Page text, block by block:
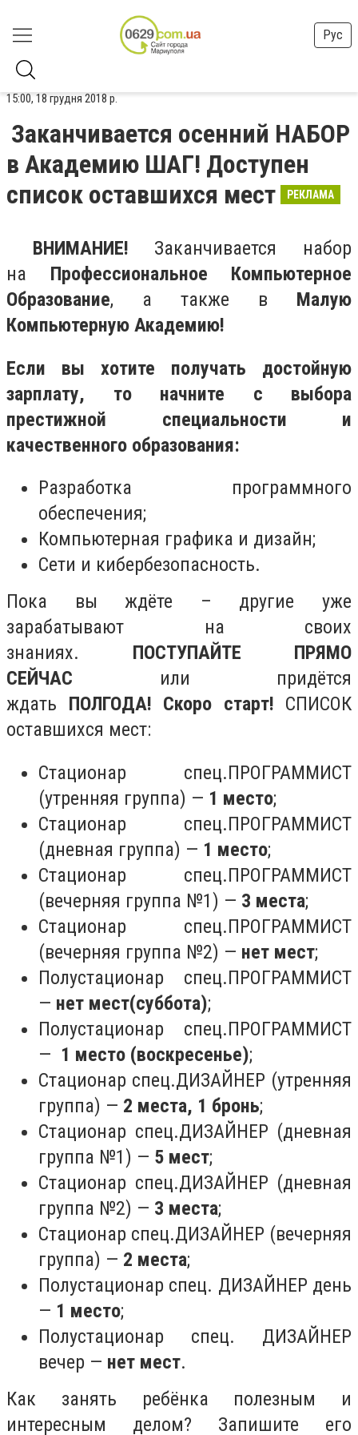
Рус
15:00, 18 грудня 2018 р.
Заканчивается осенний НАБОР
в Академию ШАГ! Доступен
список оставшихся мест
РЕКЛАМА
ВНИМАНИЕ! Заканчивается набор
на Профессиональное Компьютерное
Образование, а также в Малую
Компьютерную Академию!
Если вы хотите получать достойную
зарплату, то начните с выбора
престижной специальности и
качественного образования:
Разработка программного
обеспечения;
Компьютерная графика и дизайн;
Сети и кибербезопасность.
Пока вы ждёте – другие уже
зарабатывают на своих
знаниях. ПОСТУПАЙТЕ ПРЯМО
СЕЙЧАС или придётся
ждать ПОЛГОДА! Скоро старт! СПИСОК
оставшихся мест:
Стационар спец.ПРОГРАММИСТ
(утренняя группа) — 1 место;
Стационар спец.ПРОГРАММИСТ
(дневная группа) — 1 место;
Стационар спец.ПРОГРАММИСТ
(вечерняя группа №1) — 3 места;
Стационар спец.ПРОГРАММИСТ
(вечерняя группа №2) — нет мест;
Полустационар спец.ПРОГРАММИСТ
— нет мест(суббота);
Полустационар спец.ПРОГРАММИСТ
— 1 место (воскресенье);
Стационар спец.ДИЗАЙНЕР (утренняя
группа) — 2 места, 1 бронь;
Стационар спец.ДИЗАЙНЕР (дневная
группа №1) — 5 мест;
Стационар спец.ДИЗАЙНЕР (дневная
группа №2) — 3 места;
Стационар спец.ДИЗАЙНЕР (вечерняя
группа) — 2 места;
Полустационар спец. ДИЗАЙНЕР день
— 1 место;
Полустационар спец. ДИЗАЙНЕР
вечер — нет мест.
Как занять ребёнка полезным и
интересным делом? Запишите его